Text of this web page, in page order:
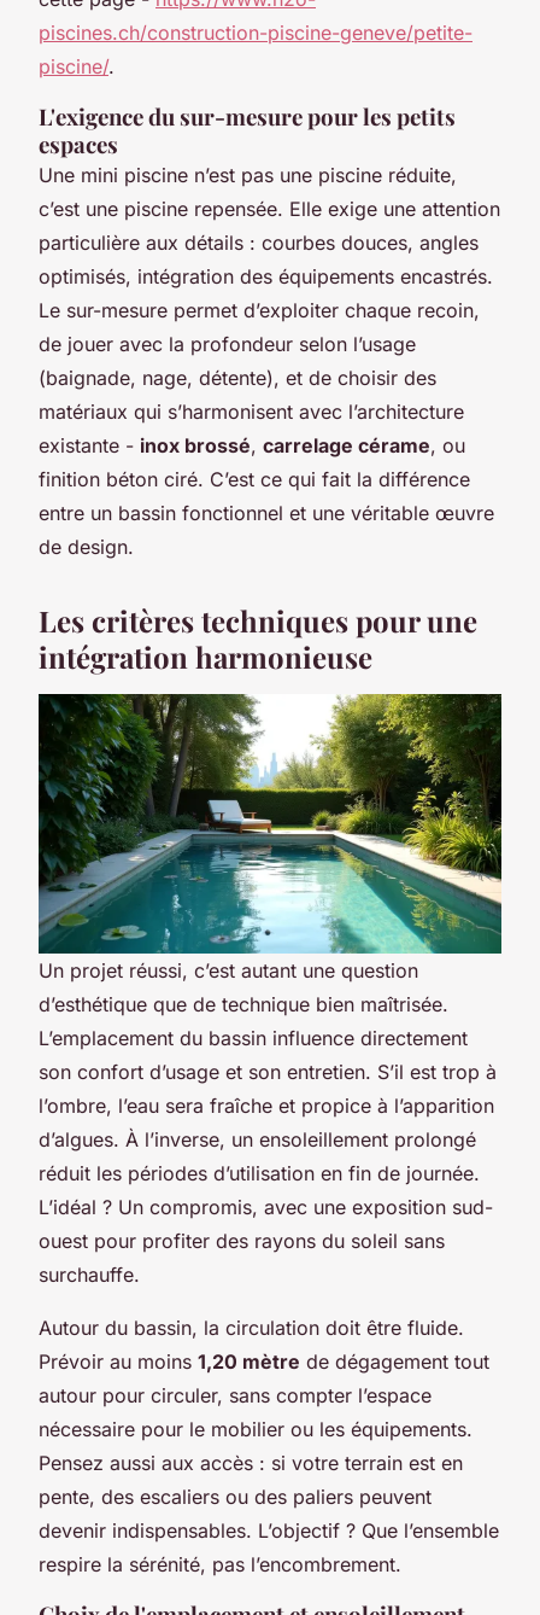
piscines.ch/construction-piscine-geneve/petite-
piscine/.
L'exigence du sur-mesure pour les petits
espaces
Une mini piscine n’est pas une piscine réduite,
c’est une piscine repensée. Elle exige une attention
particulière aux détails : courbes douces, angles
optimisés, intégration des équipements encastrés.
Le sur-mesure permet d’exploiter chaque recoin,
de jouer avec la profondeur selon l’usage
(baignade, nage, détente), et de choisir des
matériaux qui s’harmonisent avec l’architecture
existante - inox brossé, carrelage cérame, ou
finition béton ciré. C’est ce qui fait la différence
entre un bassin fonctionnel et une véritable œuvre
de design.
Les critères techniques pour une
intégration harmonieuse
Un projet réussi, c’est autant une question
d’esthétique que de technique bien maîtrisée.
L’emplacement du bassin influence directement
son confort d’usage et son entretien. S’il est trop à
l’ombre, l’eau sera fraîche et propice à l’apparition
d’algues. À l’inverse, un ensoleillement prolongé
réduit les périodes d’utilisation en fin de journée.
L’idéal ? Un compromis, avec une exposition sud-
ouest pour profiter des rayons du soleil sans
surchauffe.
Autour du bassin, la circulation doit être fluide.
Prévoir au moins 1,20 mètre de dégagement tout
autour pour circuler, sans compter l’espace
nécessaire pour le mobilier ou les équipements.
Pensez aussi aux accès : si votre terrain est en
pente, des escaliers ou des paliers peuvent
devenir indispensables. L’objectif ? Que l’ensemble
respire la sérénité, pas l’encombrement.